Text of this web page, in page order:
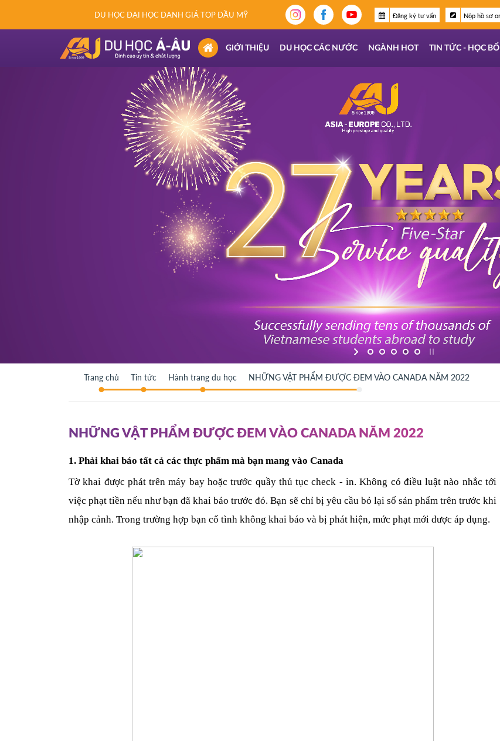
DU HỌC ĐẠI HỌC DANH GIÁ TOP ĐẦU MỸ Đăng ký tư vấn Nộp hồ sơ
(CURRENT)
GIỚI THIỆU DU HỌC CÁC NƯỚC NGÀNH HOT TIN TỨC - HỌC
Trang chủ Tin tức Hành trang du học NHỮNG VẬT PHẨM ĐƯỢC ĐEM VÀO CANADA NĂM 2022
NHỮNG VẬT PHẨM ĐƯỢC ĐEM VÀO CANADA NĂM 2022
1. Phải khai báo tất cả các thực phẩm mà bạn mang vào Canada
Tờ khai được phát trên máy bay hoặc trước quầy thủ tục check - in. Không có điều luật nào nhắc tới
việc phạt tiền nếu như bạn đã khai báo trước đó. Bạn sẽ chỉ bị yêu cầu bỏ lại số sản phẩm trên trước khi
nhập cảnh. Trong trường hợp bạn cố tình không khai báo và bị phát hiện, mức phạt mới được áp dụng.